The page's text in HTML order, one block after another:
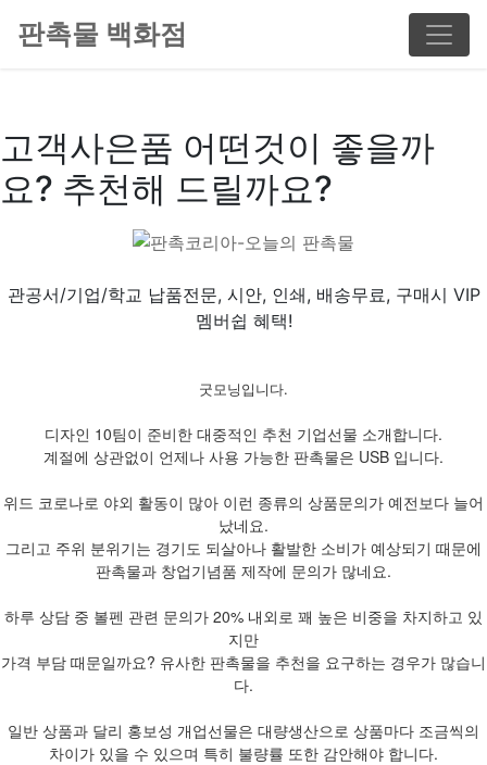
판촉물 백화점
고객사은품 어떤것이 좋을까
요? 추천해 드릴까요?
관공서/기업/학교 납품전문, 시안, 인쇄, 배송무료, 구매시 VIP
멤버쉽 혜택!
굿모닝입니다.
디자인 10팀이 준비한 대중적인 추천 기업선물 소개합니다.
계절에 상관없이 언제나 사용 가능한 판촉물은 USB 입니다.
위드 코로나로 야외 활동이 많아 이런 종류의 상품문의가 예전보다 늘어
났네요.
그리고 주위 분위기는 경기도 되살아나 활발한 소비가 예상되기 때문에
판촉물과 창업기념품 제작에 문의가 많네요.
하루 상담 중 볼펜 관련 문의가 20% 내외로 꽤 높은 비중을 차지하고 있
지만
가격 부담 때문일까요? 유사한 판촉물을 추천을 요구하는 경우가 많습니
다.
일반 상품과 달리 홍보성 개업선물은 대량생산으로 상품마다 조금씩의
차이가 있을 수 있으며 특히 불량률 또한 감안해야 합니다.